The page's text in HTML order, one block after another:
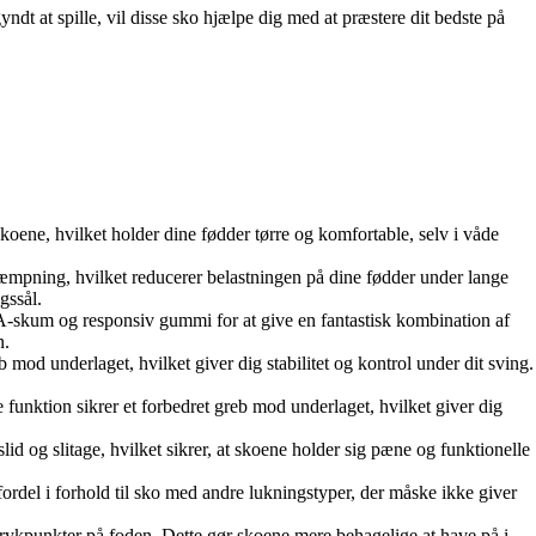
at spille, vil disse sko hjælpe dig med at præstere dit bedste på
hvilket holder dine fødder tørre og komfortable, selv i våde
hvilket reducerer belastningen på dine fødder under lange
og responsiv gummi for at give en fantastisk kombination af
underlaget, hvilket giver dig stabilitet og kontrol under dit sving.
sikrer et forbedret greb mod underlaget, hvilket giver dig
og slitage, hvilket sikrer, at skoene holder sig pæne og funktionelle
i forhold til sko med andre lukningstyper, der måske ikke giver